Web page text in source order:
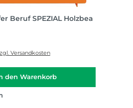
Beruf SPEZIAL Holzbea
Versandkosten
den Warenkorb